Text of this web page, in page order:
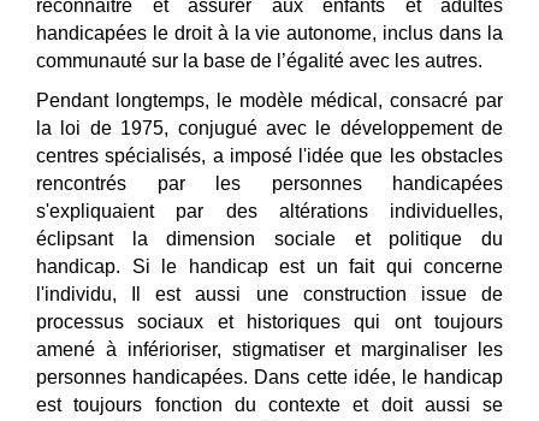
reconnaitre et assurer aux enfants et adultes
handicapées le droit à la vie autonome, inclus dans la
communauté sur la base de l’égalité avec les autres.
Pendant longtemps, le modèle médical, consacré par
la loi de 1975, conjugué avec le développement de
centres spécialisés, a imposé l'idée que les obstacles
rencontrés par les personnes handicapées
s'expliquaient par des altérations individuelles,
éclipsant la dimension sociale et politique du
handicap. Si le handicap est un fait qui concerne
l'individu, Il est aussi une construction issue de
processus sociaux et historiques qui ont toujours
amené à inférioriser, stigmatiser et marginaliser les
personnes handicapées. Dans cette idée, le handicap
est toujours fonction du contexte et doit aussi se